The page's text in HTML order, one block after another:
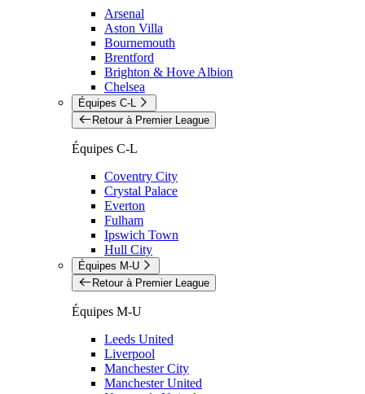
Arsenal
Aston Villa
Bournemouth
Brentford
Brighton & Hove Albion
Chelsea
Équipes C-L
Retour à Premier League
Équipes C-L
Coventry City
Crystal Palace
Everton
Fulham
Ipswich Town
Hull City
Équipes M-U
Retour à Premier League
Équipes M-U
Leeds United
Liverpool
Manchester City
Manchester United